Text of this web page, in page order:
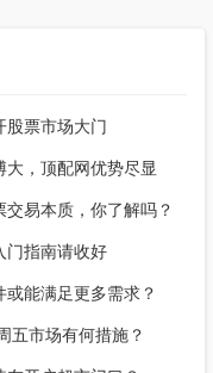
股票市场大门
，顶配网优势尽显
易本质，你了解吗？
门指南请收好
能满足更多需求？
五市场有何措施？